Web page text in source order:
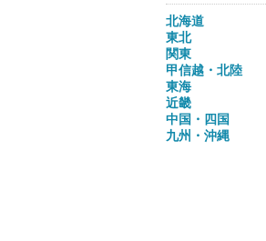
北海道
東北
関東
甲信越・北陸
東海
近畿
中国・四国
九州・沖縄